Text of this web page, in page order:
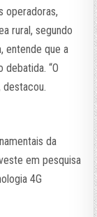
operadoras,
rural, segundo
entende que a
“O
destacou.
da
em pesquisa
4G